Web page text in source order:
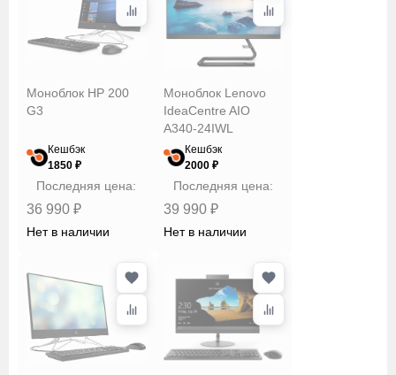
Сбросить Применить
Моноблок HP 200
G3
Кешбэк
1850 ₽
Последняя цена:
36 990 ₽
Нет в наличии
Моноблок Lenovo
IdeaCentre AIO
A340-24IWL
Кешбэк
2000 ₽
Последняя цена:
39 990 ₽
Нет в наличии